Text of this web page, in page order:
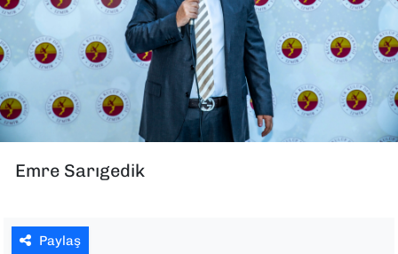
Emre Sarıgedik
Paylaş